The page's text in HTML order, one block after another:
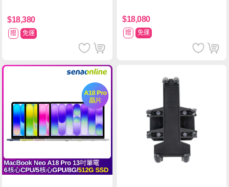
器
$18,380
贈 免運
球 狂熱 中文版
$18,080
贈 免運